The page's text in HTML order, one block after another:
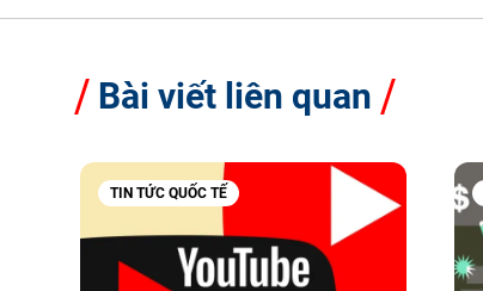
Bài viết liên quan
TIN TỨC QUỐC TẾ